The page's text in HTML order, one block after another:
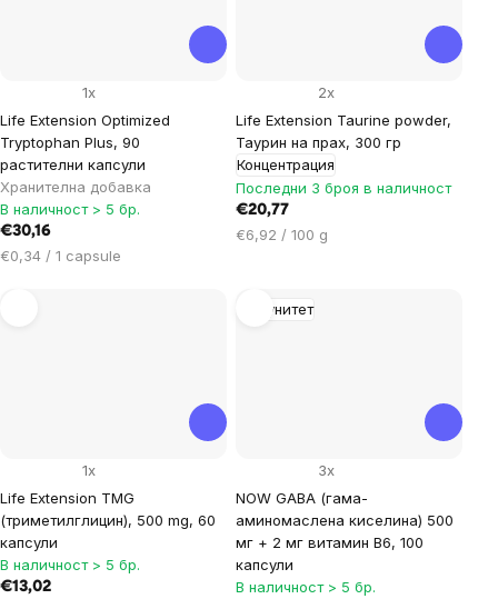
Life Extension Optimized
Tryptophan Plus, 90
растителни капсули
Хранителна добавка
1x
В наличност > 5 бр.
€30,16
Цена
€0,34 / 1 capsule
Life Extension Taurine powder,
Таурин на прах, 300 гр
Концентрация
2x
Последни 3 броя в наличност
€20,77
Цена
€6,92 / 100 g
Life Extension TMG
(триметилглицин), 500 mg, 60
капсули
1x
В наличност > 5 бр.
€13,02
Имунитет
NOW GABA (гама-
аминомаслена киселина) 500
мг + 2 мг витамин B6, 100
капсули
3x
В наличност > 5 бр.